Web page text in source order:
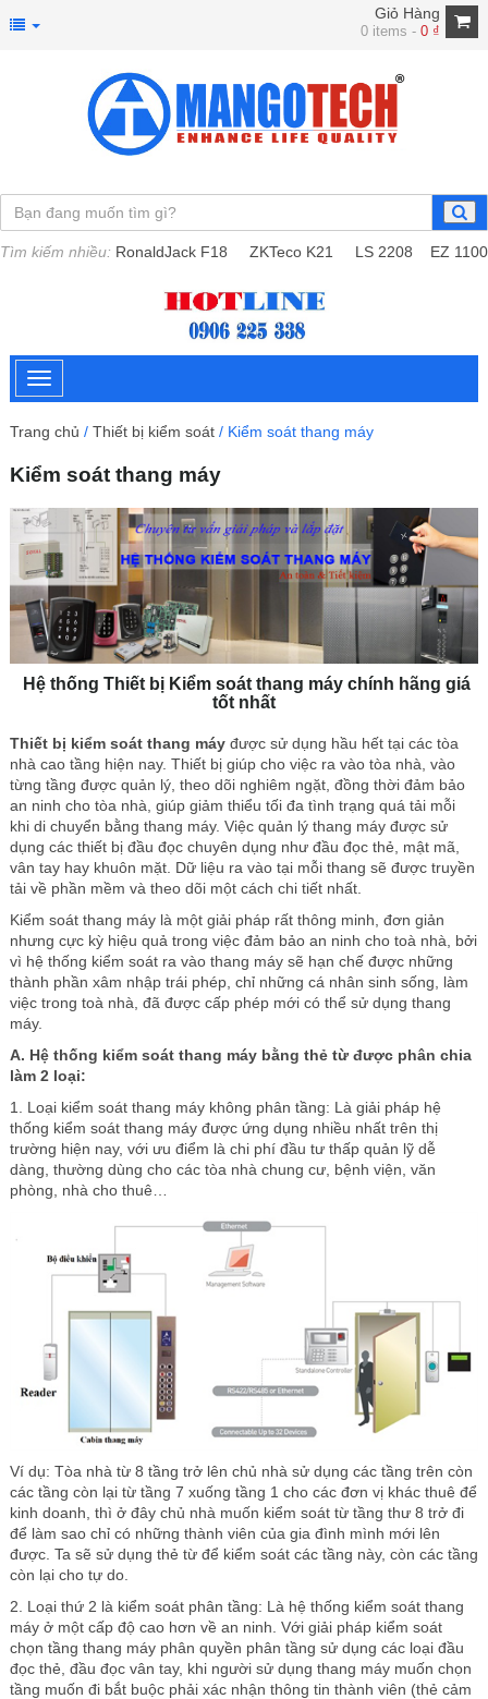
Giỏ Hàng
0 items -0 ₫
Tìm kiếm nhiều: RonaldJack F18 ZKTeco K21 LS 2208 EZ 1100
Trang chủ / Thiết bị kiểm soát / Kiểm soát thang máy
Kiểm soát thang máy
Hệ thống Thiết bị Kiểm soát thang máy chính hãng giá
tốt nhất
Thiết bị kiểm soát thang máy được sử dụng hầu hết tại các tòa
nhà cao tầng hiện nay. Thiết bị giúp cho việc ra vào tòa nhà, vào
từng tầng được quản lý, theo dõi nghiêm ngặt, đồng thời đảm bảo
an ninh cho tòa nhà, giúp giảm thiểu tối đa tình trạng quá tải mỗi
khi di chuyển bằng thang máy. Việc quản lý thang máy được sử
dụng các thiết bị đầu đọc chuyên dụng như đầu đọc thẻ, mật mã,
vân tay hay khuôn mặt. Dữ liệu ra vào tại mỗi thang sẽ được truyền
tải về phần mềm và theo dõi một cách chi tiết nhất.
Kiểm soát thang máy là một giải pháp rất thông minh, đơn giản
nhưng cực kỳ hiệu quả trong việc đảm bảo an ninh cho toà nhà, bởi
vì hệ thống kiểm soát ra vào thang máy sẽ hạn chế được những
thành phần xâm nhập trái phép, chỉ những cá nhân sinh sống, làm
việc trong toà nhà, đã được cấp phép mới có thể sử dụng thang
máy.
A. Hệ thống kiểm soát thang máy bằng thẻ từ được phân chia
làm 2 loại:
1. Loại kiểm soát thang máy không phân tầng: Là giải pháp hệ
thống kiểm soát thang máy được ứng dụng nhiều nhất trên thị
trường hiện nay, với ưu điểm là chi phí đầu tư thấp quản lỹ dễ
dàng, thường dùng cho các tòa nhà chung cư, bệnh viện, văn
phòng, nhà cho thuê…
Ví dụ: Tòa nhà từ 8 tầng trở lên chủ nhà sử dụng các tầng trên còn
các tầng còn lại từ tầng 7 xuống tầng 1 cho các đơn vị khác thuê để
kinh doanh, thì ở đây chủ nhà muốn kiểm soát từ tầng thư 8 trở đi
để làm sao chỉ có những thành viên của gia đình mình mới lên
được. Ta sẽ sử dụng thẻ từ để kiểm soát các tầng này, còn các tầng
còn lại cho tự do.
2. Loại thứ 2 là kiểm soát phân tầng: Là hệ thống kiểm soát thang
máy ở một cấp độ cao hơn về an ninh. Với giải pháp kiểm soát
chọn tầng thang máy phân quyền phân tầng sử dụng các loại đầu
đọc thẻ, đầu đọc vân tay, khi người sử dụng thang máy muốn chọn
tầng muốn đi bắt buộc phải xác nhận thông tin thành viên (thẻ cảm